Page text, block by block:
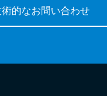
術的なお問い合わせ